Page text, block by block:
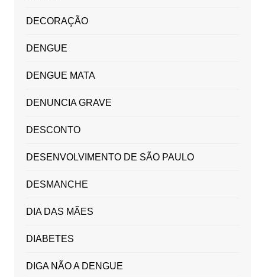
DECORAÇÃO
DENGUE
DENGUE MATA
DENUNCIA GRAVE
DESCONTO
DESENVOLVIMENTO DE SÃO PAULO
DESMANCHE
DIA DAS MÃES
DIABETES
DIGA NÃO A DENGUE